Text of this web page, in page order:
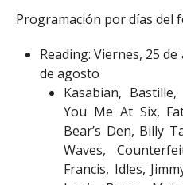
Programación por días del
Reading: Viernes, 25
de agosto
Kasabian,
You Me At Six,
Bear’s Den, Billy
Waves,
Francis, Idles,